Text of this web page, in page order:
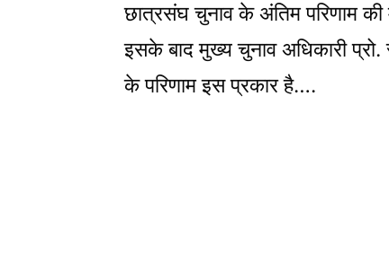
छात्रसंघ चुनाव के अंतिम परिणाम की
इसके बाद मुख्य चुनाव अधिकारी
के परिणाम इस प्रकार है….